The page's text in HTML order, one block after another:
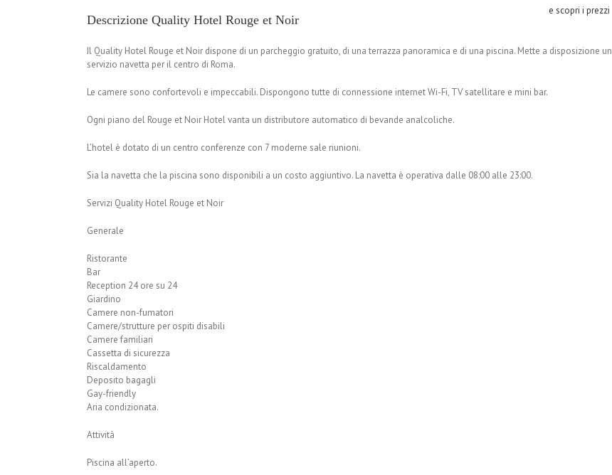
e scopri i prezzi
Descrizione Quality Hotel Rouge et Noir
Il Quality Hotel Rouge et Noir dispone di un parcheggio gratuito, di una terrazza panoramica e di una piscina. Mette a disposizione un
servizio navetta per il centro di Roma.
Le camere sono confortevoli e impeccabili. Dispongono tutte di connessione internet Wi-Fi, TV satellitare e mini bar.
Ogni piano del Rouge et Noir Hotel vanta un distributore automatico di bevande analcoliche.
L’hotel è dotato di un centro conferenze con 7 moderne sale riunioni.
Sia la navetta che la piscina sono disponibili a un costo aggiuntivo. La navetta è operativa dalle 08:00 alle 23:00.
Servizi Quality Hotel Rouge et Noir
Generale
Ristorante
Bar
Reception 24 ore su 24
Giardino
Camere non-fumatori
Camere/strutture per ospiti disabili
Camere familiari
Cassetta di sicurezza
Riscaldamento
Deposito bagagli
Gay-friendly
Aria condizionata.
Attività
Piscina all’aperto.